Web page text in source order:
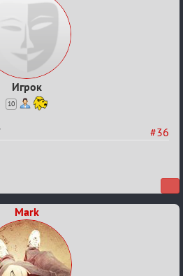
Игрок
10
#36
Mark